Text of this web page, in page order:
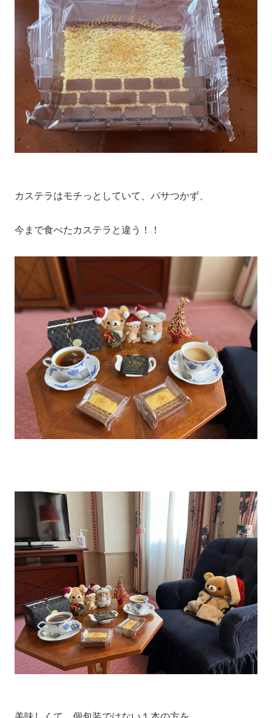
カステラはモチっとしていて、パサつかず、
今まで食べたカステラと違う！！